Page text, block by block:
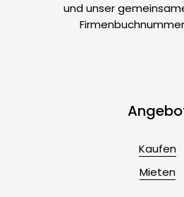
und unser
Kaufen
Mieten